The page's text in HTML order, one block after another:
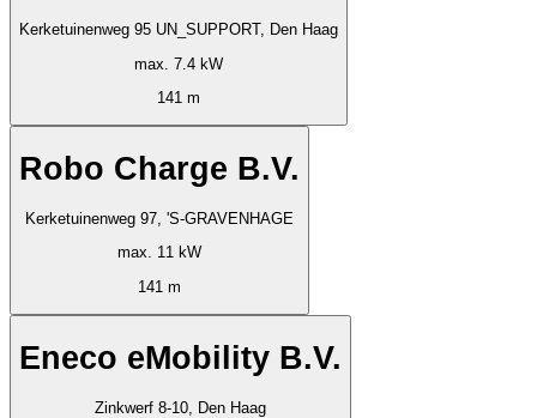
Kerketuinenweg 95 UN_SUPPORT, Den Haag
max. 7.4 kW
141 m
Robo Charge B.V.
Kerketuinenweg 97, 'S-GRAVENHAGE
max. 11 kW
141 m
Eneco eMobility B.V.
Zinkwerf 8-10, Den Haag